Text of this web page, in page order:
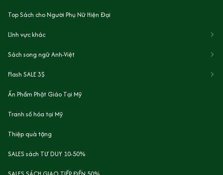
Top Sách cho Người Phụ Nữ Hiện Đại
Lĩnh vực khác
Sách song ngữ Anh-Việt
Flash SALE 3$
Ấn Phẩm Phật Giáo Tại Mỹ
Tranh số hóa tại Mỹ
Thiệp quà tặng
SALES sách TƯ DUY 10-50%